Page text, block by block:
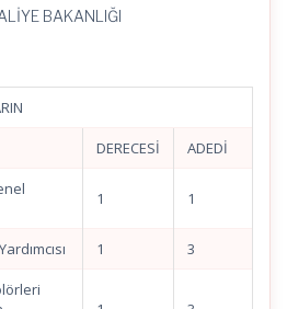
BAKANLIĞI
DERECESİ ADEDİ
1 1
1 3